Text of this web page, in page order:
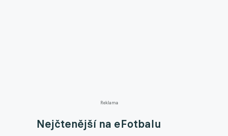
Reklama
Nejčtenější na eFotbalu